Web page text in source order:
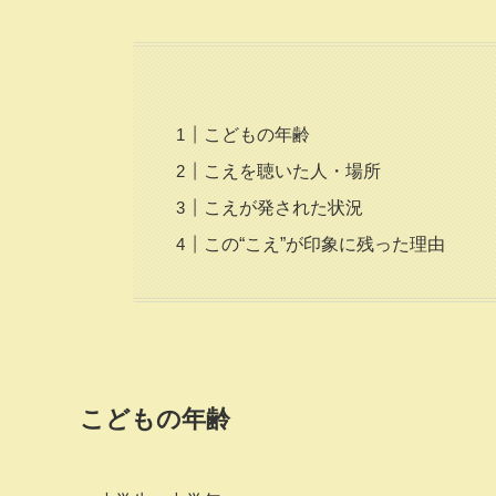
こどもの年齢
こえを聴いた人・場所
こえが発された状況
この“こえ”が印象に残った理由
こどもの年齢